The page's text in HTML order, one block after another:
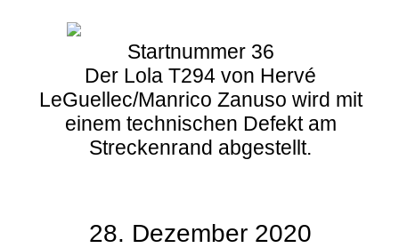
Startnummer 36
Der Lola T294 von Hervé
LeGuellec/Manrico Zanuso wird mit
einem technischen Defekt am
Streckenrand abgestellt.
28. Dezember 2020